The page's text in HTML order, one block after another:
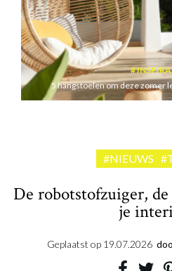
5 hangstoelen om deze zomer
#NIEUWS
De robotstofzuiger,
je
Geplaatst op 19.07.2026